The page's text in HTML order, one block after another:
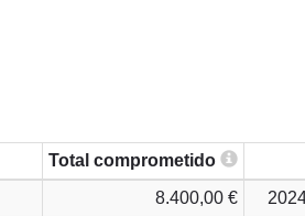
Total comprometido
8.400,00 €